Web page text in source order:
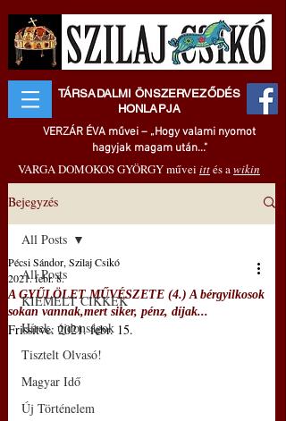
TÁRSADALMI ÖNSZERVEZŐDÉS
HONLAPJA
VERZÁR ÉVA művei – „Hogy valami nyomot
hagyjak magam után..."
VARGA DOMOKOS GYÖRGY művei ittés awikin
Bejegyzés
All Posts
KIEMELT CIKKEK
Hírek, újdonságok
Tisztelt Olvasó!
Magyar Idő
Új Történelem
All Posts
A GYŰLÖLET MŰVÉSZETE (4.) A bérgyilkosok
sokan vannak,mert siker, pénz, díjak...
Pécsi Sándor, Szilaj Csikó
2021. febr. 8.
Frissítve:2021. febr. 15.